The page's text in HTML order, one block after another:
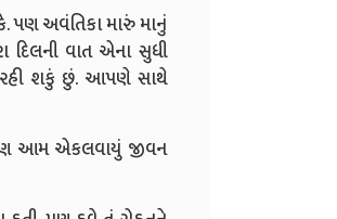
પણ અવંતિકા મારું માનું
વાત એના સુધી
શકું છું. આપણે સાથે
આમ એકલવાયું જીવન